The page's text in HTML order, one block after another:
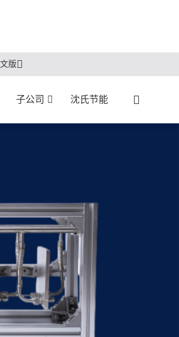
版
子公司 沈氏节能